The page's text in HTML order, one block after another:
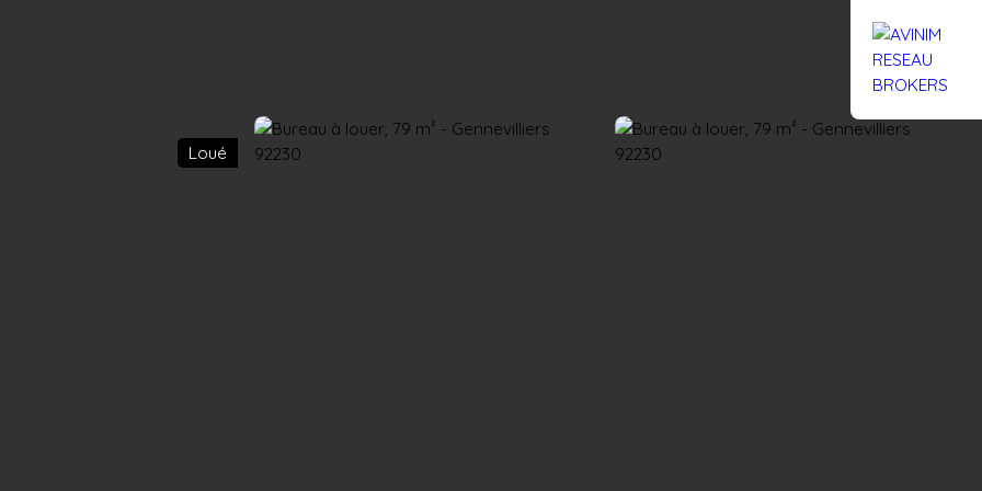
Louer Confiez un local Trouver un Broker Rejoignez-nous Actualités Nous contacter
Loué